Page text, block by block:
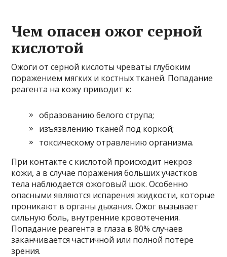
Чем опасен ожог серной
кислотой
Ожоги от серной кислоты чреваты глубоким
поражением мягких и костных тканей. Попадание
реагента на кожу приводит к:
образованию белого струпа;
изъязвлению тканей под коркой;
токсическому отравлению организма.
При контакте с кислотой происходит некроз
кожи, а в случае поражения больших участков
тела наблюдается ожоговый шок. Особенно
опасными являются испарения жидкости, которые
проникают в органы дыхания. Ожог вызывает
сильную боль, внутренние кровотечения.
Попадание реагента в глаза в 80% случаев
заканчивается частичной или полной потере
зрения.